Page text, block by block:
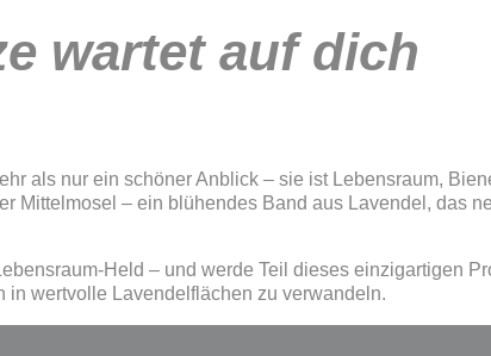
wartet auf dich
als nur ein schöner Anblick – sie ist Lebensraum,
Mittelmosel – ein blühendes Band aus Lavendel, das
Held – und werde Teil dieses einzigartigen
in wertvolle Lavendelflächen zu verwandeln.